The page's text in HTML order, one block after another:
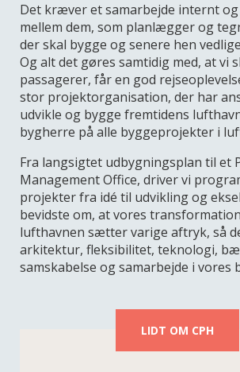
Det kræver et samarbejde internt
mellem dem, som planlægger og
der skal bygge og senere hen
Og alt det gøres samtidig med, at vi
passagerer, får en god
stor projektorganisation, der har
udvikle og bygge fremtidens
bygherre på alle byggeprojekter i
Fra langsigtet udbygningsplan til et
Management Office, driver vi
projekter fra idé til udvikling og
bevidste om, at vores
lufthavnen sætter varige aftryk, så
arkitektur, fleksibilitet, teknologi,
samskabelse og samarbejde i vores
LIDT OM CPH